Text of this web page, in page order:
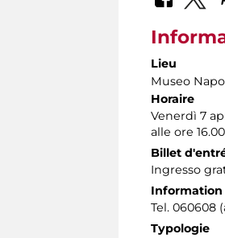
Lieu
Museo
Horaire
Venerdì 7
alle ore 16.00
Billet
Ingresso
Information
Tel. 060608
Typologie